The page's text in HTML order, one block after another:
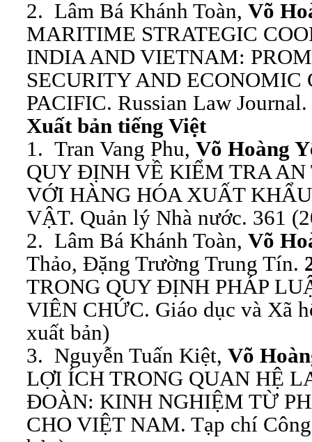
2. Lâm Bá Khánh Toàn, Võ
MARITIME STRATEGIC
INDIA AND VIETNAM:
SECURITY AND
PACIFIC. Russian Law
Xuất bản tiếng Việt
1. Tran Vang Phu, Võ Hoàng
QUY ĐỊNH VỀ KIỂM TRA
VỚI HÀNG HÓA XUẤT
VẬT. Quản lý Nhà nước. 361
2. Lâm Bá Khánh Toàn, Võ
Thảo, Đặng Trường Trung Tín.
TRONG QUY ĐỊNH PHÁP
VIÊN CHỨC. Giáo dục và Xã
xuất bản)
3. Nguyễn Tuấn Kiệt, Võ
LỢI ÍCH TRONG QUAN HỆ
ĐOÀN: KINH NGHIỆM TỪ
CHO VIỆT NAM. Tạp chí